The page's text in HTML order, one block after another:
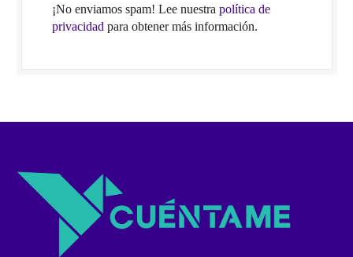
¡No enviamos spam! Lee nuestra política de
privacidad para obtener más información.